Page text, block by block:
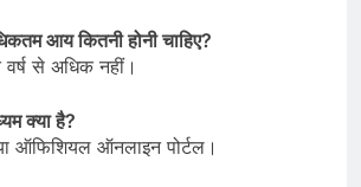
आय कितनी होनी चाहिए?
से अधिक नहीं।
क्या है?
ऑफिशियल ऑनलाइन पोर्टल।